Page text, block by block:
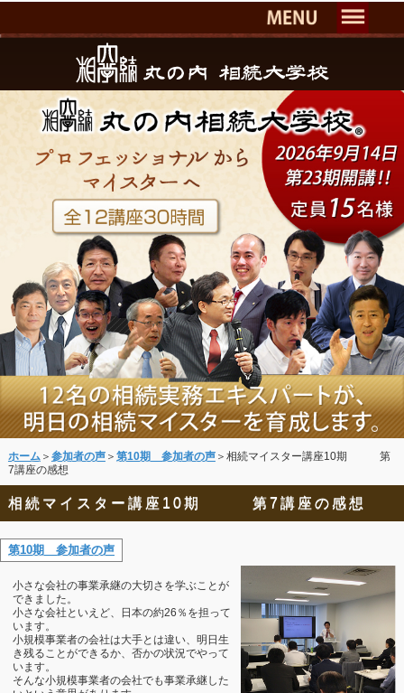
ホーム＞ 参加者の声＞ 第10期 参加者の声＞相続マイスター講座10期 第
7講座の感想
相続マイスター講座10期 第7講座の感想
第10期 参加者の声
小さな会社の事業承継の大切さを学ぶことが
できました。
小さな会社といえど、日本の約26％を担って
います。
小規模事業者の会社は大手とは違い、明日生
き残ることができるか、否かの状況でやって
います。
そんな小規模事業者の会社でも事業承継した